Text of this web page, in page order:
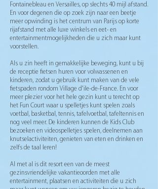
Fontainebleau en Versailles, op slechts 40 mijl afstand.
En voor degenen die op zoek zijn naar een beetje
meer opwinding is het centrum van Parijs op korte
rijafstand met alle luxe winkels en eet- en
entertainmentmogelijkheden die u zich maar kunt
voorstellen.
Als u zin heeft in gemakkelijke beweging, kunt u bij
de receptie fietsen huren voor volwassenen en
kinderen, zodat u gebruik kunt maken van de vele
fietspaden rondom Village d'ile-de-France. En voor
meer plezier voor het hele gezin kunt u terecht op
het Fun Court waar u spelletjes kunt spelen zoals
voetbal, basketbal, tennis, tafelvoetbal, tafeltennis en
nog veel meer. De kinderen kunnen de Kids Club
bezoeken en videospelletjes spelen, deelnemen aan
knutselactiviteiten, genieten van eten en drinken en
zelfs de taal leren!
Al met al is dit resort een van de meest
gezinsvriendelijke vakantieoorden met alle
entertainment, plaatsen en activiteiten die u zich